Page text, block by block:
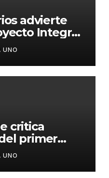
advierte
Integral
para
UNO
critica
primer
de Keiko
UNO